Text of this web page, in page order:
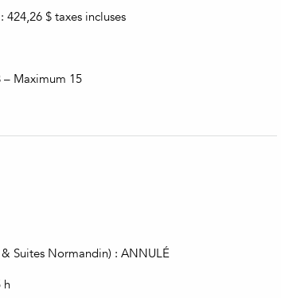
$ taxes incluses
Maximum 15
Suites Normandin) : ANNULÉ
h